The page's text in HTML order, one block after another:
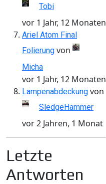
Tobi
vor 1 Jahr, 12 Monaten
Ariel Atom Final
Folierung von
Micha
vor 1 Jahr, 12 Monaten
Lampenabdeckung von
SledgeHammer
vor 2 Jahren, 1 Monat
Letzte
Antworten